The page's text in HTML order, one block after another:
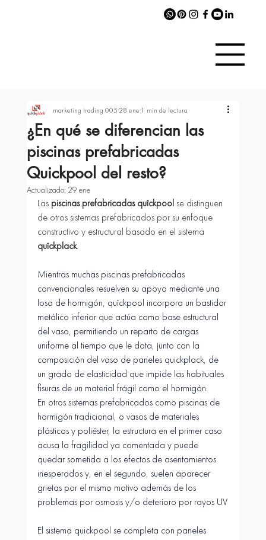
¿En qué se diferencian las
piscinas prefabricadas
Quickpool del resto?
marketing trading 00528 ene1 min de lectura
Actualizado: 29 ene
Las piscinas prefabricadas quîckpool se distinguen
de otros sistemas prefabricados por su enfoque
constructivo y estructural basado en el sistema
quîckplack.
Mientras muchas piscinas prefabricadas
convencionales resuelven su apoyo mediante una
losa de hormigón, quîckpool incorpora un bastidor
metálico inferior que actúa como base estructural
del vaso, permitiendo un reparto de cargas
uniforme al tiempo que le dota, junto con la
composición del vaso de paneles quickplack, de
un grado de elasticidad que impide las habituales
fisuras de un material frágil como el hormigón.
En otros sistemas prefabricados como piscinas de
hormigón tradicional, o vasos de materiales
plásticos y poliéster, la estructura en el primer caso
acusa la fragilidad ya comentada y puede
quedar sometida a los efectos de asentamientos
inesperados y, en el segundo, suelen aparecer
grietas por el mismo motivo además de los
problemas por osmosis y/o deterioro por rayos UV
El sistema quickpool se completa con paneles